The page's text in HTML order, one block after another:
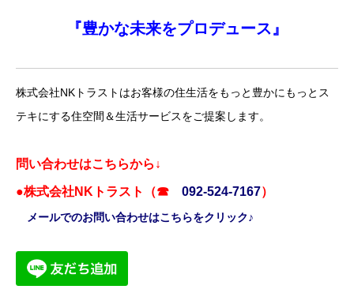
『豊かな未来をプロデュース』
株式会社NKトラストはお客様の住生活をもっと豊かにもっとス
テキにする住空間＆生活サービスをご提案します。
問い合わせはこちらから↓
●株式会社NKトラスト（☎ 092-524-7167）
メールでのお問い合わせはこちらをクリック♪